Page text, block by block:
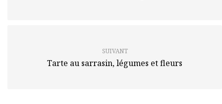
SUIVANT
Tarte au sarrasin, légumes et fleurs